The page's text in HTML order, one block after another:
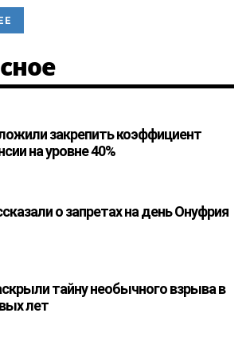
закрепить коэффициент
на уровне 40%
о запретах на день Онуфрия
тайну необычного взрыва в
лет